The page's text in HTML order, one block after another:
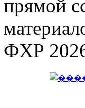
прямой
ФХР